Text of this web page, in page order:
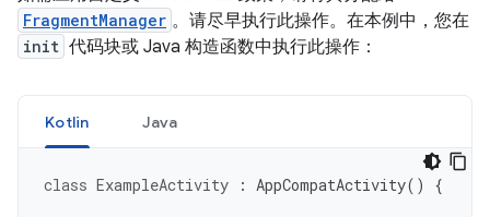
FragmentManager 。请尽早执行此操作。在本例中，您在
init 代码块或 Java 构造函数中执行此操作：
Kotlin Java
class ExampleActivity : AppCompatActivity() {